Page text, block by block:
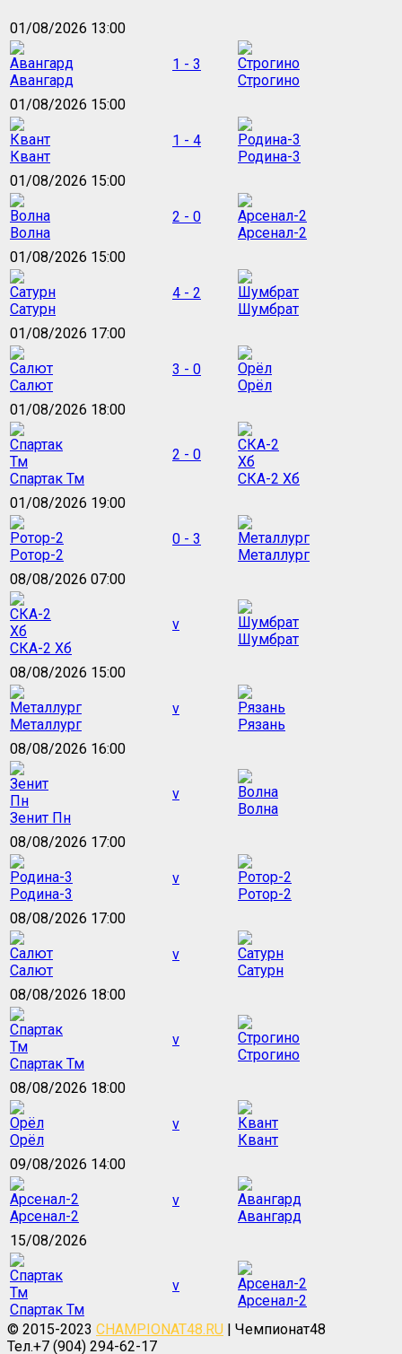
01/08/2026 13:00
Авангард
1 - 3
Строгино
01/08/2026 15:00
Квант
1 - 4
Родина-3
01/08/2026 15:00
Волна
2 - 0
Арсенал-2
01/08/2026 15:00
Сатурн
4 - 2
Шумбрат
01/08/2026 17:00
Салют
3 - 0
Орёл
01/08/2026 18:00
Спартак Тм
2 - 0
СКА-2 Хб
01/08/2026 19:00
Ротор-2
0 - 3
Металлург
08/08/2026 07:00
СКА-2 Хб
v
Шумбрат
08/08/2026 15:00
Металлург
v
Рязань
08/08/2026 16:00
Зенит Пн
v
Волна
08/08/2026 17:00
Родина-3
v
Ротор-2
08/08/2026 17:00
Салют
v
Сатурн
08/08/2026 18:00
Спартак Тм
v
Строгино
08/08/2026 18:00
Орёл
v
Квант
09/08/2026 14:00
Арсенал-2
v
Авангард
15/08/2026
Спартак Тм
v
Арсенал-2
© 2015-2023 CHAMPIONAT48.RU | Чемпионат48
Тел.+7 (904) 294-62-17